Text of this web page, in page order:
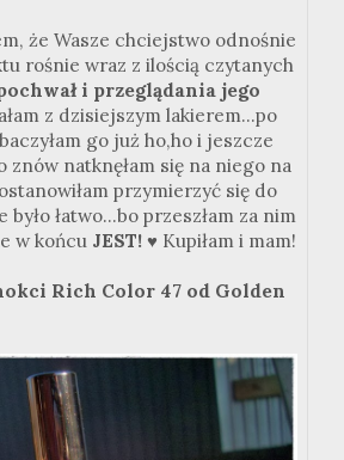
że Wasze chciejstwo odnośnie
rośnie wraz z ilością czytanych
i przeglądania jego
z dzisiejszym lakierem...po
go już ho,ho i jeszcze
natknęłam się na niego na
przymierzyć się do
było łatwo...bo przeszłam za nim
w końcu JEST! ♥ Kupiłam i mam!
Rich Color 47 od Golden